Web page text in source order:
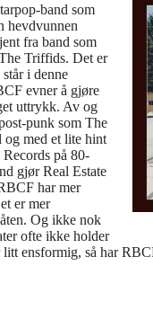
band som
hevdvunnen
fra band som
Triffids. Det er
i denne
evner å gjøre
uttrykk. Av og
punk som The
med et lite hint
på 80-
gjør Real Estate
har mer
er mer
Og ikke nok
ofte ikke holder
ensformig, så har